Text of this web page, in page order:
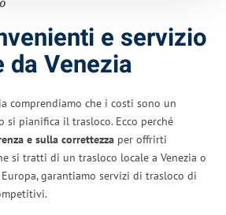
e servizio
da Venezia
comprendiamo che i costi sono un
si pianifica il trasloco. Ecco perché
e sulla correttezza per offrirti
si tratti di un trasloco locale a Venezia o
garantiamo servizi di trasloco di